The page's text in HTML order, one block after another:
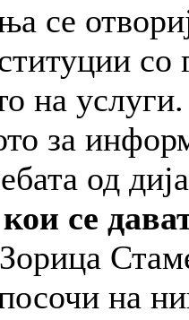
се
со
на
за
од
се
на